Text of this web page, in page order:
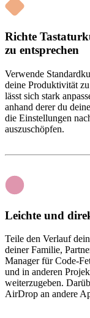
Richte
zu entsprechen
Verwende
deine Produktivität
lässt sich stark
anhand derer du
die Einstellungen
auszuschöpfen.
Leichte und
Teile den Verlauf
deiner Familie,
Manager für Code-
und in anderen
weiterzugeben.
AirDrop an andere